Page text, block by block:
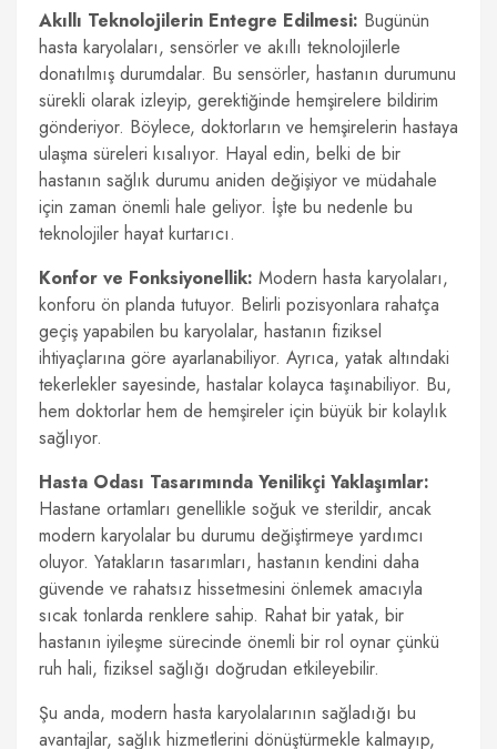
Akıllı Teknolojilerin Entegre Edilmesi: Bugünün
hasta karyolaları, sensörler ve akıllı teknolojilerle
donatılmış durumdalar. Bu sensörler, hastanın durumunu
sürekli olarak izleyip, gerektiğinde hemşirelere bildirim
gönderiyor. Böylece, doktorların ve hemşirelerin hastaya
ulaşma süreleri kısalıyor. Hayal edin, belki de bir
hastanın sağlık durumu aniden değişiyor ve müdahale
için zaman önemli hale geliyor. İşte bu nedenle bu
teknolojiler hayat kurtarıcı.
Konfor ve Fonksiyonellik: Modern hasta karyolaları,
konforu ön planda tutuyor. Belirli pozisyonlara rahatça
geçiş yapabilen bu karyolalar, hastanın fiziksel
ihtiyaçlarına göre ayarlanabiliyor. Ayrıca, yatak altındaki
tekerlekler sayesinde, hastalar kolayca taşınabiliyor. Bu,
hem doktorlar hem de hemşireler için büyük bir kolaylık
sağlıyor.
Hasta Odası Tasarımında Yenilikçi Yaklaşımlar:
Hastane ortamları genellikle soğuk ve sterildir, ancak
modern karyolalar bu durumu değiştirmeye yardımcı
oluyor. Yatakların tasarımları, hastanın kendini daha
güvende ve rahatsız hissetmesini önlemek amacıyla
sıcak tonlarda renklere sahip. Rahat bir yatak, bir
hastanın iyileşme sürecinde önemli bir rol oynar çünkü
ruh hali, fiziksel sağlığı doğrudan etkileyebilir.
Şu anda, modern hasta karyolalarının sağladığı bu
avantajlar, sağlık hizmetlerini dönüştürmekle kalmayıp,